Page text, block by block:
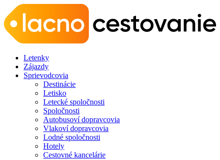
Letenky
Zájazdy
Sprievodcovia
Destinácie
Letisko
Letecké spoločnosti
Spoločnosti
Autobusoví dopravcovia
Vlakoví dopravcovia
Lodné spoločnosti
Hotely
Cestovné kancelárie